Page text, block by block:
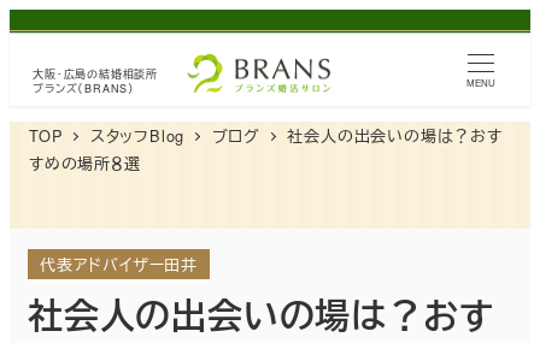
メ
コ
ン
移
大阪・広島の結婚相談所
ブランズ（BRANS）
MENU
TOP スタッフBlog ブログ
社会人の出会いの場は？おす
すめの場所８選
代表アドバイザー田井
社会人の出会いの場は？おす